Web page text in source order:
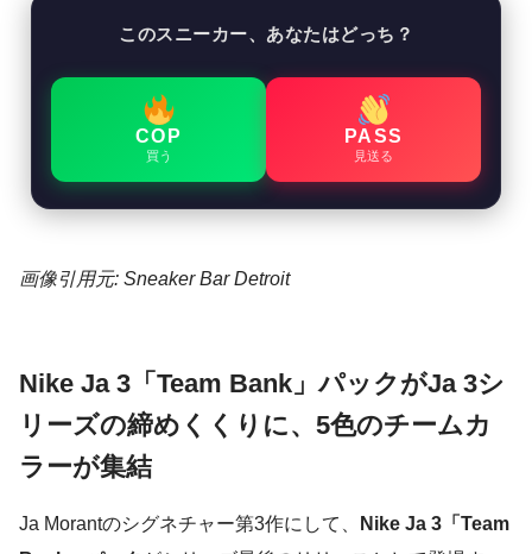
このスニーカー、あなたはどっち？
COP
買う
PASS
見送る
画像引用元: Sneaker Bar Detroit
Nike Ja 3「Team Bank」パックがJa 3シ
リーズの締めくくりに、5色のチームカ
ラーが集結
Ja Morantのシグネチャー第3作にして、
Nike Ja 3「Team